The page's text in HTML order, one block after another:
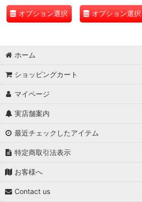
オプション選択 オプション選択
ホーム
ショッピングカート
マイページ
実店舗案内
最近チェックしたアイテム
特定商取引法表示
お客様へ
Contact us